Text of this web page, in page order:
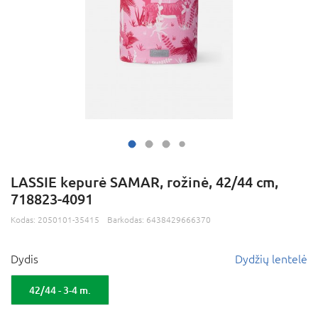
LASSIE kepurė SAMAR, rožinė, 42/44 cm,
718823-4091
Kodas: 2050101-35415 Barkodas: 6438429666370
Dydis Dydžių lentelė
42/44 - 3-4 m.